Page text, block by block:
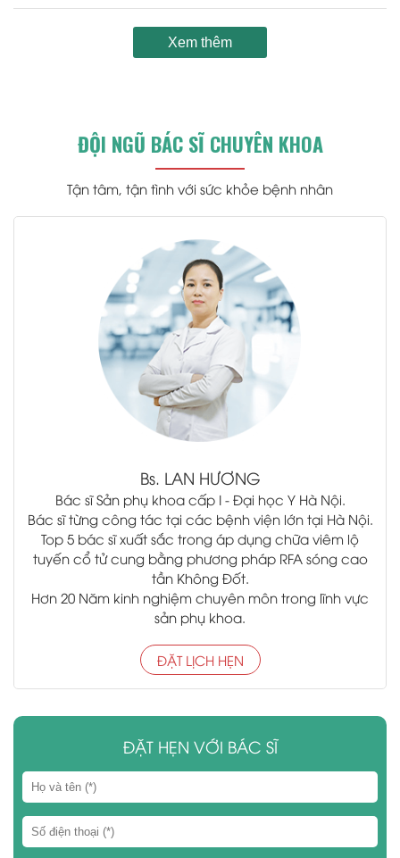
Xem thêm
ĐỘI NGŨ BÁC SĨ CHUYÊN KHOA
Tận tâm, tận tình với sức khỏe bệnh nhân
Bs. LAN HƯƠNG
Bác sĩ Sản phụ khoa cấp I - Đại học Y Hà Nội.
Bác sĩ từng công tác tại các bệnh viện lớn tại Hà Nội.
Top 5 bác sĩ xuất sắc trong áp dụng chữa viêm lộ
tuyến cổ tử cung bằng phương pháp RFA sóng cao
tần Không Đốt.
Hơn 20 Năm kinh nghiệm chuyên môn trong lĩnh vực
sản phụ khoa.
ĐẶT LỊCH HẸN
ĐẶT HẸN VỚI BÁC SĨ